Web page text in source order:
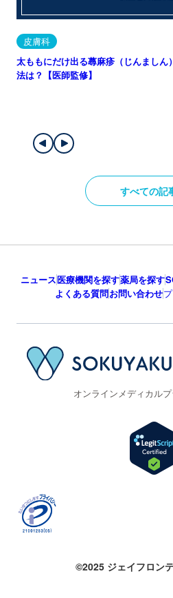
皮膚科
太ももにだけ出る蕁麻疹（じんまし
法は？【医師監修】
すべての記
ニュース医療機関を探す薬局を探す
よくある質問お問い合わせ
オンラインメディカル
©2025 ジェイフロン